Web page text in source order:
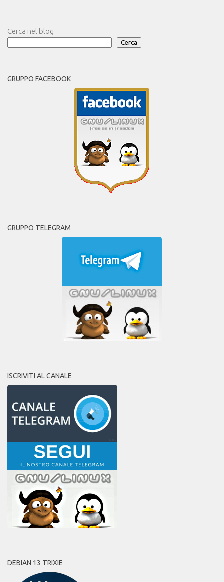
Cerca nel blog
Cerca
GRUPPO FACEBOOK
GRUPPO TELEGRAM
ISCRIVITI AL CANALE
DEBIAN 13 TRIXIE